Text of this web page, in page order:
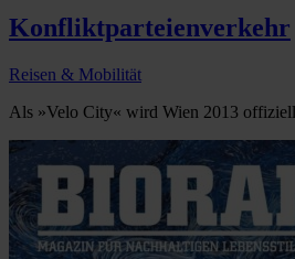
Konfliktparteienverkehr
Reisen & Mobilität
Als »Velo City« wird Wien 2013